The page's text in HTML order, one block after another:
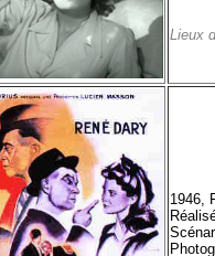
Lieux
1946,